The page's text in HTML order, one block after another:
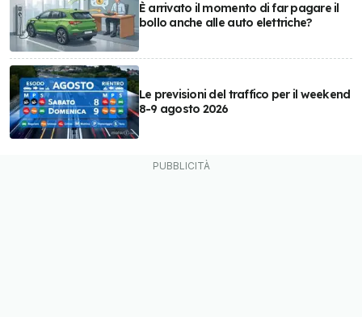
È arrivato il momento di far pagare il
bollo anche alle auto elettriche?
Le previsioni del traffico per il weekend
8-9 agosto 2026